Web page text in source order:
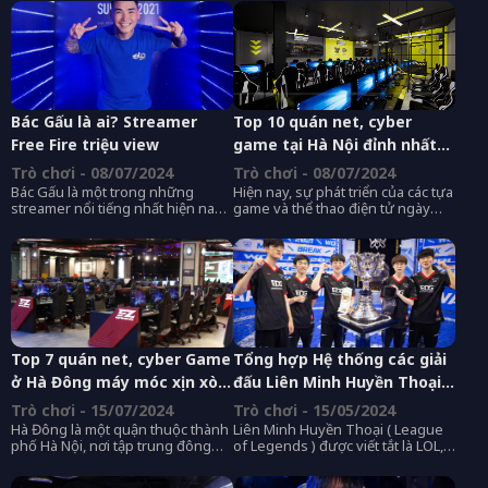
hữu nhan sắc lai Việt - Trung,
cùng thân hình đồng hồ cát nóng
bỏng. Vyvan Le nhanh chóng thu
hút sự chú ý của đông đảo người
xem ngay từ khi bắt đầu sự
nghiệp streamer.
livestream đặc trưng trên nền
tảng livestream ON Live (app +
web), cùng nhiều chương trình
quà tặng thú vị cho khán giả theo
dõi
Bác Gấu là ai? Streamer
Free Fire triệu view
Trò chơi - 08/07/2024
Bác Gấu là một trong những
streamer nổi tiếng nhất hiện nay
game Free Fire. Kênh của anh thu
hút lượng người xem đáng kể và
nằm trong top các kênh về game
có lượt xem cao nhất. Phong cách
hài hước, duyên dáng của Bác
Gấu không chỉ mang lại giải trí mà
còn mà còn chia sẻ những kiến
thức chuyên sâu về game thu hút
đông đảo fan hâm mộ.
Top 10 quán net, cyber
game tại Hà Nội đỉnh nhất
dành cho game thủ
Trò chơi - 08/07/2024
Hiện nay, sự phát triển của các tựa
game và thể thao điện tử ngày
không chỉ được trang bị hệ thống
máy tính chơi game cao cấp mà
còn được thiết kế không gian để
mang lại sự thoải mái tối đa cho
người chơi. Hãy cùng khám phá
những quán net - cyber game tại
Hà Nội đỉnh nhất dành cho các
game thủ nhé.
Top 7 quán net, cyber Game
ở Hà Đông máy móc xịn xò
nhất
Trò chơi - 15/07/2024
Hà Đông là một quận thuộc thành
phố Hà Nội, nơi tập trung đông
cầu giải trí, đặc biệt là chơi game
Tổng hợp Hệ thống các giải
đấu Liên Minh Huyền Thoại
HOT nhất Thế Giới
Trò chơi - 15/05/2024
Liên Minh Huyền Thoại ( League
of Legends ) được viết tắt là LOL,
trận chiến trực tuyến nhiều người